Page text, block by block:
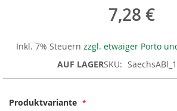
7,28 €
Inkl. 7% Steuern zzgl. etwaiger Porto
AUF LAGERSKU
Produktvariante